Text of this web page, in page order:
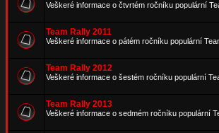
Veškeré informace o čtvrtém ročníku populární
Team Rally 2011
Veškeré informace o pátém ročníku populární
Team Rally 2012
Veškeré informace o šestém ročníku populární
Team Rally 2013
Veškeré informace o sedmém ročníku populární